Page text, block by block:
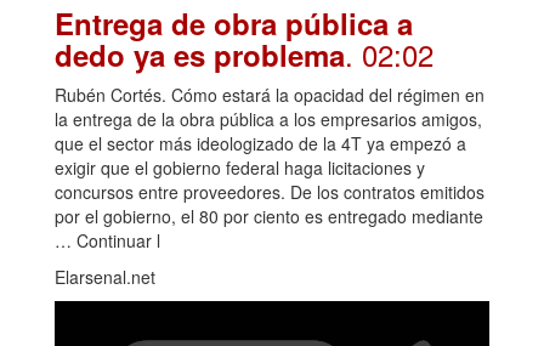
Entrega de obra pública a
dedo ya es problema. 02:02
Rubén Cortés. Cómo estará la opacidad del régimen en
la entrega de la obra pública a los empresarios amigos,
que el sector más ideologizado de la 4T ya empezó a
exigir que el gobierno federal haga licitaciones y
concursos entre proveedores. De los contratos emitidos
por el gobierno, el 80 por ciento es entregado mediante
… Continuar l
Elarsenal.net